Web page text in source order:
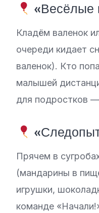
«Весёлые
Кладём валенок
очереди кидает
валенок). Кто
малышей
для подростков
Прячем в
(мандарины в
игрушки,
команде